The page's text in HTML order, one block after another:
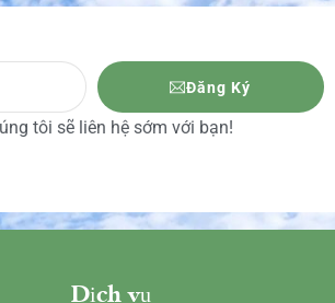
Đăng Ký
tôi sẽ liên hệ sớm với bạn!
Dịch vụ